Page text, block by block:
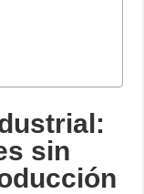
sin